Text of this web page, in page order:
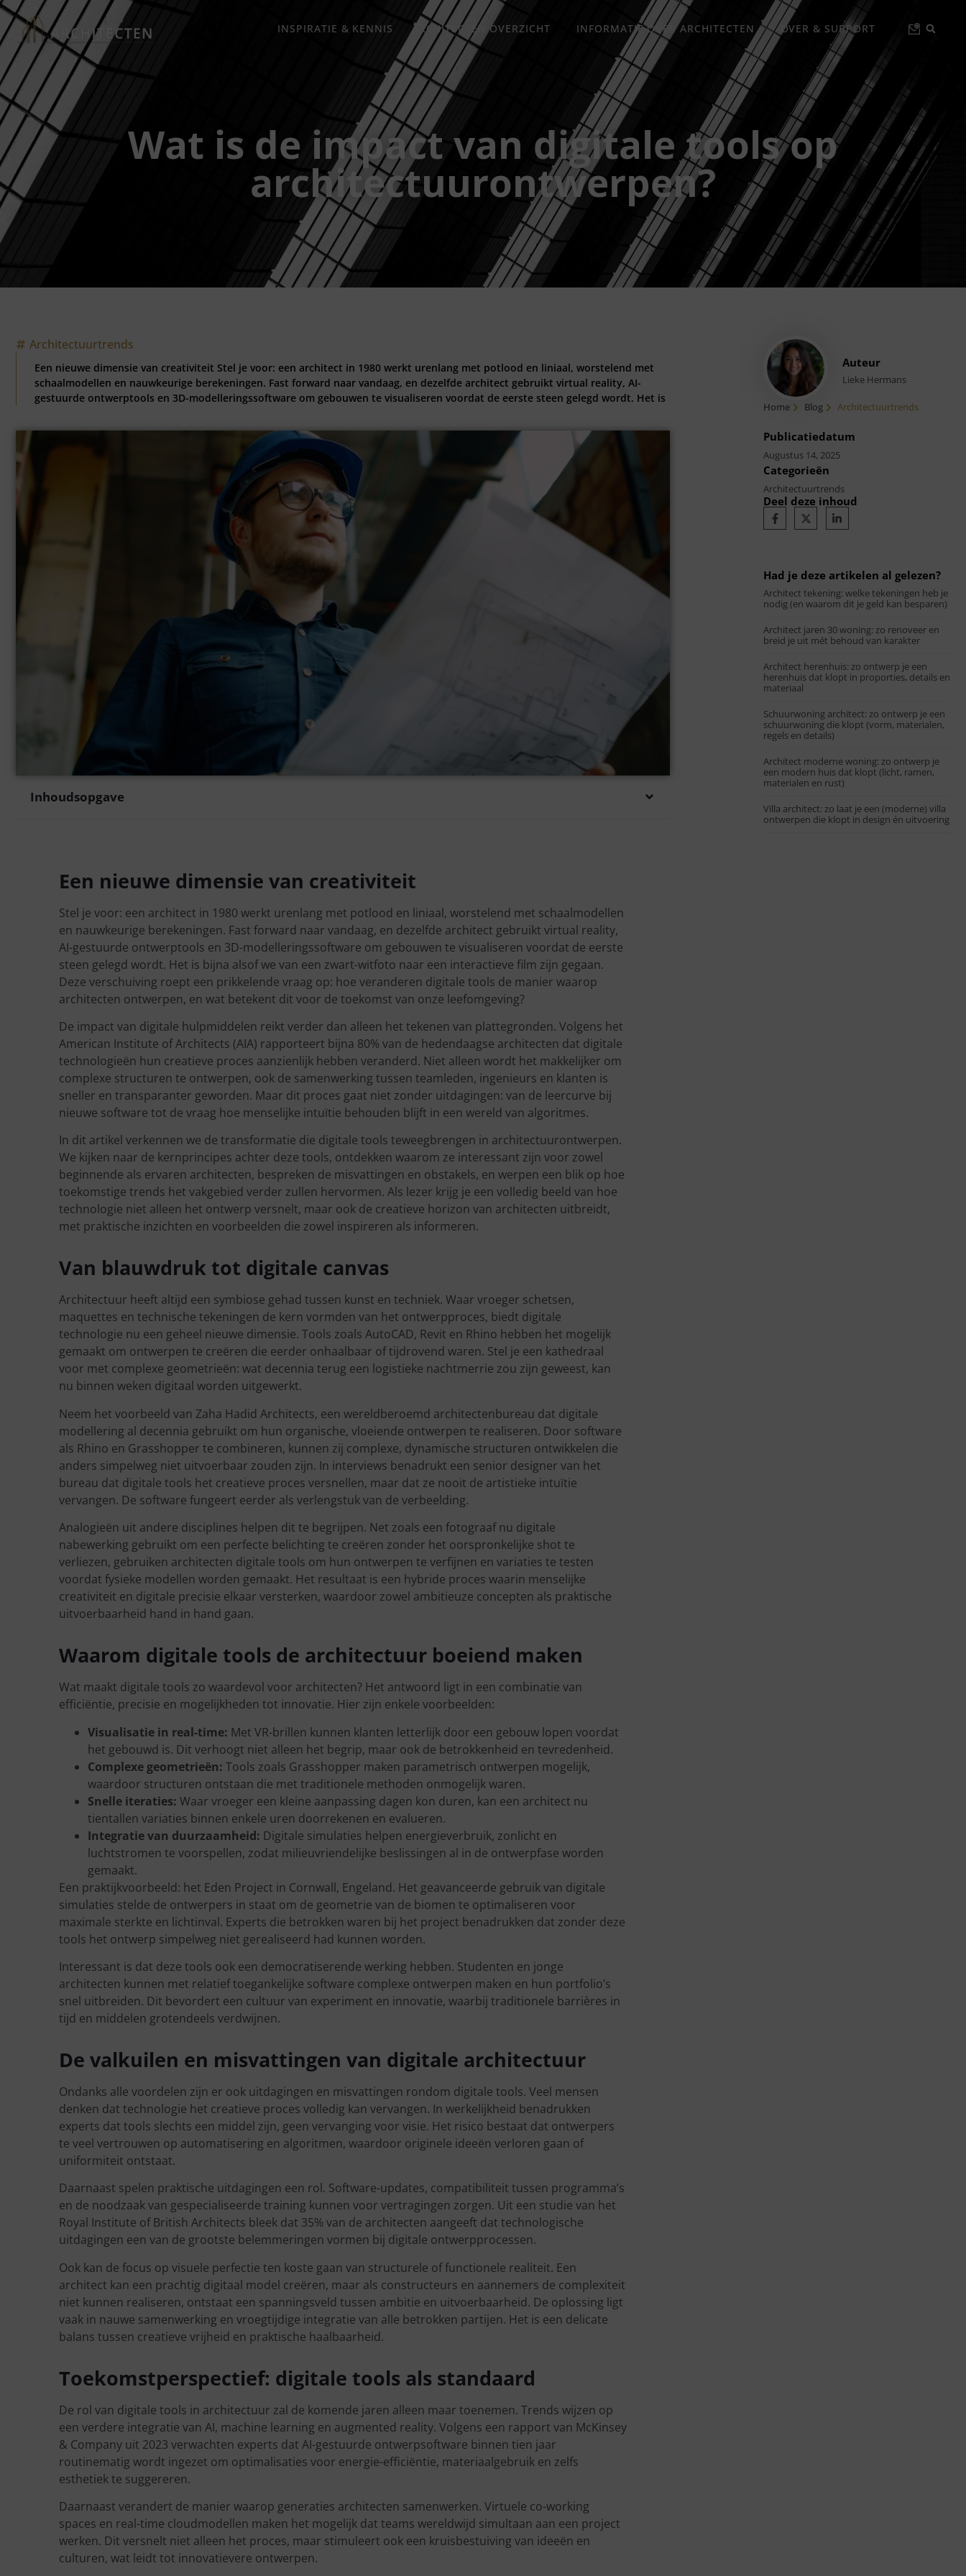
INSPIRATIE & KENNIS ARCHITECTEN OVERZICHT INFORMATIE OVER ARCHITECTEN OVER & SUPPORT
Wat is de impact van digitale tools op
architectuurontwerpen?
Architectuurtrends
Een nieuwe dimensie van creativiteit Stel je voor: een architect in 1980 werkt urenlang met potlood en liniaal, worstelend met
schaalmodellen en nauwkeurige berekeningen. Fast forward naar vandaag, en dezelfde architect gebruikt virtual reality, AI-
gestuurde ontwerptools en 3D-modelleringssoftware om gebouwen te visualiseren voordat de eerste steen gelegd wordt. Het is
Inhoudsopgave
Een nieuwe dimensie van creativiteit
Stel je voor: een architect in 1980 werkt urenlang met potlood en liniaal, worstelend met schaalmodellen
en nauwkeurige berekeningen. Fast forward naar vandaag, en dezelfde architect gebruikt virtual reality,
AI-gestuurde ontwerptools en 3D-modelleringssoftware om gebouwen te visualiseren voordat de eerste
steen gelegd wordt. Het is bijna alsof we van een zwart-witfoto naar een interactieve film zijn gegaan.
Deze verschuiving roept een prikkelende vraag op: hoe veranderen digitale tools de manier waarop
architecten ontwerpen, en wat betekent dit voor de toekomst van onze leefomgeving?
De impact van digitale hulpmiddelen reikt verder dan alleen het tekenen van plattegronden. Volgens het
American Institute of Architects (AIA) rapporteert bijna 80% van de hedendaagse architecten dat digitale
technologieën hun creatieve proces aanzienlijk hebben veranderd. Niet alleen wordt het makkelijker om
complexe structuren te ontwerpen, ook de samenwerking tussen teamleden, ingenieurs en klanten is
sneller en transparanter geworden. Maar dit proces gaat niet zonder uitdagingen: van de leercurve bij
nieuwe software tot de vraag hoe menselijke intuïtie behouden blijft in een wereld van algoritmes.
In dit artikel verkennen we de transformatie die digitale tools teweegbrengen in architectuurontwerpen.
We kijken naar de kernprincipes achter deze tools, ontdekken waarom ze interessant zijn voor zowel
beginnende als ervaren architecten, bespreken de misvattingen en obstakels, en werpen een blik op hoe
toekomstige trends het vakgebied verder zullen hervormen. Als lezer krijg je een volledig beeld van hoe
technologie niet alleen het ontwerp versnelt, maar ook de creatieve horizon van architecten uitbreidt,
met praktische inzichten en voorbeelden die zowel inspireren als informeren.
Van blauwdruk tot digitale canvas
Architectuur heeft altijd een symbiose gehad tussen kunst en techniek. Waar vroeger schetsen,
maquettes en technische tekeningen de kern vormden van het ontwerpproces, biedt digitale
technologie nu een geheel nieuwe dimensie. Tools zoals AutoCAD, Revit en Rhino hebben het mogelijk
gemaakt om ontwerpen te creëren die eerder onhaalbaar of tijdrovend waren. Stel je een kathedraal
voor met complexe geometrieën: wat decennia terug een logistieke nachtmerrie zou zijn geweest, kan
nu binnen weken digitaal worden uitgewerkt.
Neem het voorbeeld van Zaha Hadid Architects, een wereldberoemd architectenbureau dat digitale
modellering al decennia gebruikt om hun organische, vloeiende ontwerpen te realiseren. Door software
als Rhino en Grasshopper te combineren, kunnen zij complexe, dynamische structuren ontwikkelen die
anders simpelweg niet uitvoerbaar zouden zijn. In interviews benadrukt een senior designer van het
bureau dat digitale tools het creatieve proces versnellen, maar dat ze nooit de artistieke intuïtie
vervangen. De software fungeert eerder als verlengstuk van de verbeelding.
Analogieën uit andere disciplines helpen dit te begrijpen. Net zoals een fotograaf nu digitale
nabewerking gebruikt om een perfecte belichting te creëren zonder het oorspronkelijke shot te
verliezen, gebruiken architecten digitale tools om hun ontwerpen te verfijnen en variaties te testen
voordat fysieke modellen worden gemaakt. Het resultaat is een hybride proces waarin menselijke
creativiteit en digitale precisie elkaar versterken, waardoor zowel ambitieuze concepten als praktische
uitvoerbaarheid hand in hand gaan.
Waarom digitale tools de architectuur boeiend maken
Wat maakt digitale tools zo waardevol voor architecten? Het antwoord ligt in een combinatie van
efficiëntie, precisie en mogelijkheden tot innovatie. Hier zijn enkele voorbeelden:
Visualisatie in real-time: Met VR-brillen kunnen klanten letterlijk door een gebouw lopen voordat
het gebouwd is. Dit verhoogt niet alleen het begrip, maar ook de betrokkenheid en tevredenheid.
Complexe geometrieën: Tools zoals Grasshopper maken parametrisch ontwerpen mogelijk,
waardoor structuren ontstaan die met traditionele methoden onmogelijk waren.
Snelle iteraties: Waar vroeger een kleine aanpassing dagen kon duren, kan een architect nu
tientallen variaties binnen enkele uren doorrekenen en evalueren.
Integratie van duurzaamheid: Digitale simulaties helpen energieverbruik, zonlicht en
luchtstromen te voorspellen, zodat milieuvriendelijke beslissingen al in de ontwerpfase worden
gemaakt.
Een praktijkvoorbeeld: het Eden Project in Cornwall, Engeland. Het geavanceerde gebruik van digitale
simulaties stelde de ontwerpers in staat om de geometrie van de biomen te optimaliseren voor
maximale sterkte en lichtinval. Experts die betrokken waren bij het project benadrukken dat zonder deze
tools het ontwerp simpelweg niet gerealiseerd had kunnen worden.
Interessant is dat deze tools ook een democratiserende werking hebben. Studenten en jonge
architecten kunnen met relatief toegankelijke software complexe ontwerpen maken en hun portfolio’s
snel uitbreiden. Dit bevordert een cultuur van experiment en innovatie, waarbij traditionele barrières in
tijd en middelen grotendeels verdwijnen.
De valkuilen en misvattingen van digitale architectuur
Ondanks alle voordelen zijn er ook uitdagingen en misvattingen rondom digitale tools. Veel mensen
denken dat technologie het creatieve proces volledig kan vervangen. In werkelijkheid benadrukken
experts dat tools slechts een middel zijn, geen vervanging voor visie. Het risico bestaat dat ontwerpers
te veel vertrouwen op automatisering en algoritmen, waardoor originele ideeën verloren gaan of
uniformiteit ontstaat.
Daarnaast spelen praktische uitdagingen een rol. Software-updates, compatibiliteit tussen programma’s
en de noodzaak van gespecialiseerde training kunnen voor vertragingen zorgen. Uit een studie van het
Royal Institute of British Architects bleek dat 35% van de architecten aangeeft dat technologische
uitdagingen een van de grootste belemmeringen vormen bij digitale ontwerpprocessen.
Ook kan de focus op visuele perfectie ten koste gaan van structurele of functionele realiteit. Een
architect kan een prachtig digitaal model creëren, maar als constructeurs en aannemers de complexiteit
niet kunnen realiseren, ontstaat een spanningsveld tussen ambitie en uitvoerbaarheid. De oplossing ligt
vaak in nauwe samenwerking en vroegtijdige integratie van alle betrokken partijen. Het is een delicate
balans tussen creatieve vrijheid en praktische haalbaarheid.
Toekomstperspectief: digitale tools als standaard
De rol van digitale tools in architectuur zal de komende jaren alleen maar toenemen. Trends wijzen op
een verdere integratie van AI, machine learning en augmented reality. Volgens een rapport van McKinsey
& Company uit 2023 verwachten experts dat AI-gestuurde ontwerpsoftware binnen tien jaar
routinematig wordt ingezet om optimalisaties voor energie-efficiëntie, materiaalgebruik en zelfs
esthetiek te suggereren.
Daarnaast verandert de manier waarop generaties architecten samenwerken. Virtuele co-working
spaces en real-time cloudmodellen maken het mogelijk dat teams wereldwijd simultaan aan een project
werken. Dit versnelt niet alleen het proces, maar stimuleert ook een kruisbestuiving van ideeën en
culturen, wat leidt tot innovatievere ontwerpen.
Auteur
Lieke Hermans
Home Blog Architectuurtrends
Publicatiedatum
Augustus 14, 2025
Categorieën
Architectuurtrends
Deel deze inhoud
Had je deze artikelen al gelezen?
Architect tekening: welke tekeningen heb je
nodig (en waarom dit je geld kan besparen)
Architect jaren 30 woning: zo renoveer en
breid je uit mét behoud van karakter
Architect herenhuis: zo ontwerp je een
herenhuis dat klopt in proporties, details en
materiaal
Schuurwoning architect: zo ontwerp je een
schuurwoning die klopt (vorm, materialen,
regels en details)
Architect moderne woning: zo ontwerp je
een modern huis dat klopt (licht, ramen,
materialen en rust)
Villa architect: zo laat je een (moderne) villa
ontwerpen die klopt in design én uitvoering